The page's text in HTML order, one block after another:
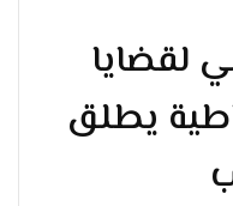
لقضايا
يطلق